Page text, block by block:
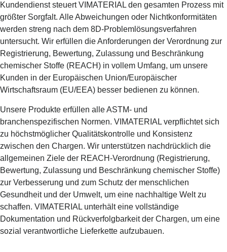
Kundendienst steuert VIMATERIAL den gesamten Prozess mit
größter Sorgfalt. Alle Abweichungen oder Nichtkonformitäten
werden streng nach dem 8D-Problemlösungsverfahren
untersucht. Wir erfüllen die Anforderungen der Verordnung zur
Registrierung, Bewertung, Zulassung und Beschränkung
chemischer Stoffe (REACH) in vollem Umfang, um unsere
Kunden in der Europäischen Union/Europäischer
Wirtschaftsraum (EU/EEA) besser bedienen zu können.
Unsere Produkte erfüllen alle ASTM- und
branchenspezifischen Normen. VIMATERIAL verpflichtet sich
zu höchstmöglicher Qualitätskontrolle und Konsistenz
zwischen den Chargen. Wir unterstützen nachdrücklich die
allgemeinen Ziele der REACH-Verordnung (Registrierung,
Bewertung, Zulassung und Beschränkung chemischer Stoffe)
zur Verbesserung und zum Schutz der menschlichen
Gesundheit und der Umwelt, um eine nachhaltige Welt zu
schaffen. VIMATERIAL unterhält eine vollständige
Dokumentation und Rückverfolgbarkeit der Chargen, um eine
sozial verantwortliche Lieferkette aufzubauen.